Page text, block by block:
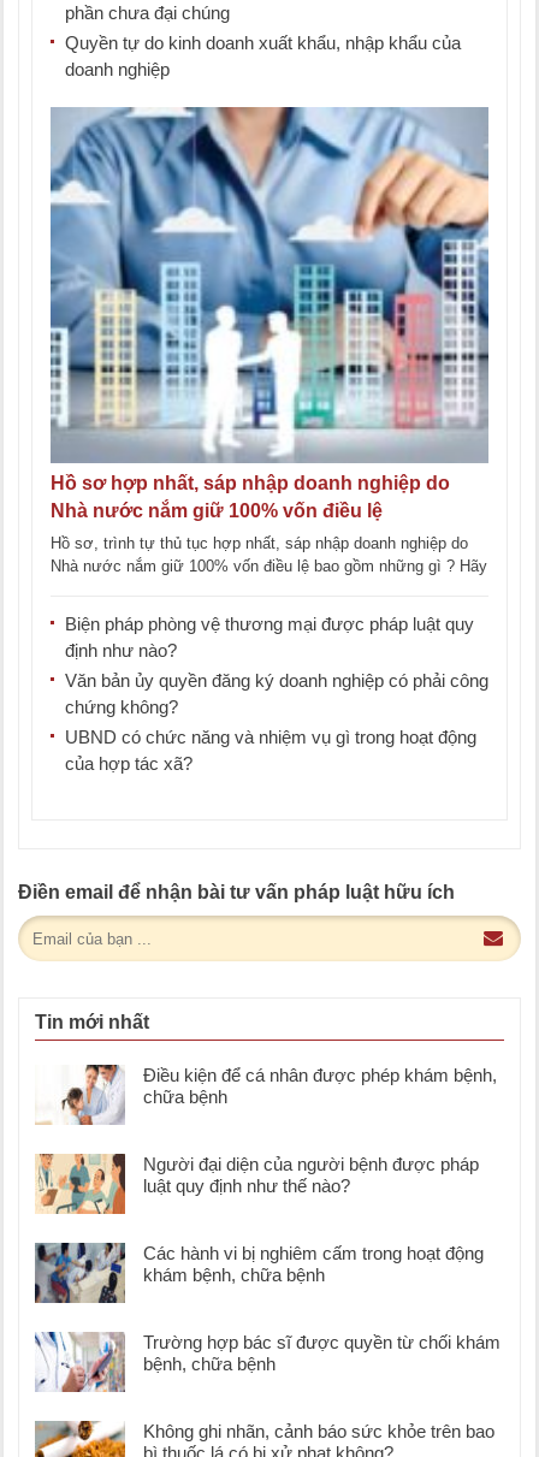
phần chưa đại chúng
Quyền tự do kinh doanh xuất khẩu, nhập khẩu của
doanh nghiệp
Hồ sơ hợp nhất, sáp nhập doanh nghiệp do
Nhà nước nắm giữ 100% vốn điều lệ
Hồ sơ, trình tự thủ tục hợp nhất, sáp nhập doanh nghiệp do
Nhà nước nắm giữ 100% vốn điều lệ bao gồm những gì ? Hãy
Biện pháp phòng vệ thương mại được pháp luật quy
định như nào?
Văn bản ủy quyền đăng ký doanh nghiệp có phải công
chứng không?
UBND có chức năng và nhiệm vụ gì trong hoạt động
của hợp tác xã?
Điền email để nhận bài tư vấn pháp luật hữu ích
Tin mới nhất
Điều kiện để cá nhân được phép khám bệnh,
chữa bệnh
Người đại diện của người bệnh được pháp
luật quy định như thế nào?
Các hành vi bị nghiêm cấm trong hoạt động
khám bệnh, chữa bệnh
Trường hợp bác sĩ được quyền từ chối khám
bệnh, chữa bệnh
Không ghi nhãn, cảnh báo sức khỏe trên bao
bì thuốc lá có bị xử phạt không?